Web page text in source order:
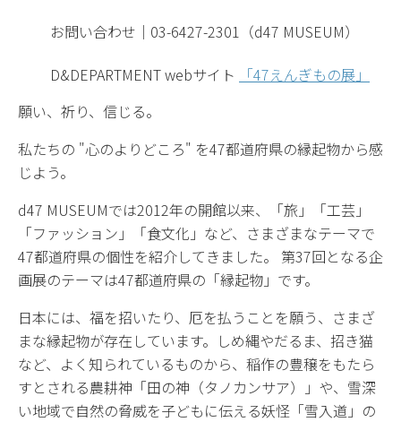
お問い合わせ｜03-6427-2301（d47 MUSEUM）
D&DEPARTMENT webサイト
「47えんぎもの展」
願い、祈り、信じる。
私たちの "心のよりどころ" を47都道府県の縁起物から感
じよう。
d47 MUSEUMでは2012年の開館以来、「旅」「工芸」
「ファッション」「食文化」など、さまざまなテーマで
47都道府県の個性を紹介してきました。 第37回となる企
画展のテーマは47都道府県の「縁起物」です。
日本には、福を招いたり、厄を払うことを願う、さまざ
まな縁起物が存在しています。しめ縄やだるま、招き猫
など、よく知られているものから、稲作の豊穣をもたら
すとされる農耕神「田の神（タノカンサア）」や、雪深
い地域で自然の脅威を子どもに伝える妖怪「雪入道」の